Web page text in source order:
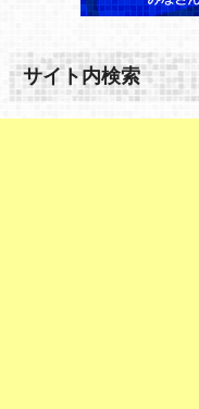
サイト内検索